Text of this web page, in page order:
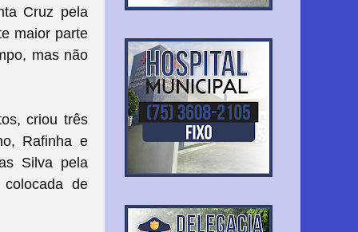
Cruz pela
maior parte
mas não
criou três
Rafinha e
Silva pela
de